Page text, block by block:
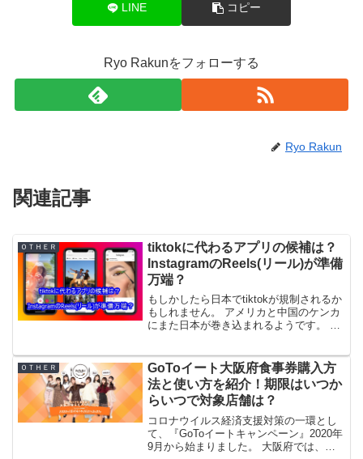
LINE コピー
Ryo Rakunをフォローする
Ryo Rakun
関連記事
ＯＴＨＥＲ
tiktokに代わるアプリの候補は？
InstagramのReels(リール)が準備
万端？
もしかしたら日本でtiktokが規制されるか
もしれません。 アメリカと中国のケンカ
にまた日本が巻き込まれるようです。 ス
の候補はどんなものがあるのでしょう
か？ ...
ＯＴＨＥＲ
GoToイート大阪府食事券購入方
法と使い方を紹介！期限はいつか
らいつで対象店舗は？
コロナウイルス経済支援対策の一環とし
て、『GoToイートキャンペーン』2020年
9月から始まりました。 大阪府では、期